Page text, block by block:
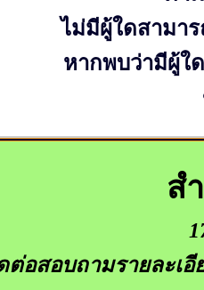
ไม่มีผู้ใดสามา
หากพบว่ามีผู้ใ
ส
ต่อสอบถามรายละเอี